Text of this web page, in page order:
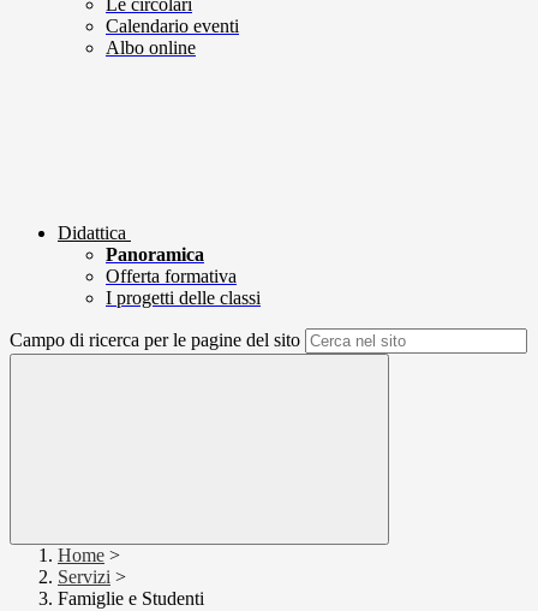
Le circolari
Calendario eventi
Albo online
Didattica
Panoramica
Offerta formativa
I progetti delle classi
Campo di ricerca per le pagine del sito
Home >
Servizi >
Famiglie e Studenti